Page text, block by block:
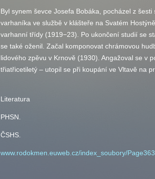
Byl synem ševce Josefa Bobáka, pocházel z
varhaníka ve službě v klášteře na Svatém
varhanní třídy (1919−23). Po ukončení studií se
se také oženil. Začal komponovat chrámovou
lidového zpěvu v Krnově (1930). Angažoval se v
třiatřicetiletý – utopil se při koupání ve Vltavě na
Literatura
PHSN
ČSHS
www.rodokmen.euweb.cz/index_soubory/